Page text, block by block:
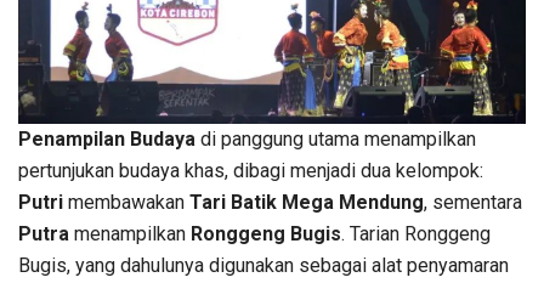
Penampilan Budaya di panggung utama menampilkan
pertunjukan budaya khas, dibagi menjadi dua kelompok:
Putri membawakan Tari Batik Mega Mendung, sementara
Putra menampilkan Ronggeng Bugis. Tarian Ronggeng
Bugis, yang dahulunya digunakan sebagai alat penyamaran